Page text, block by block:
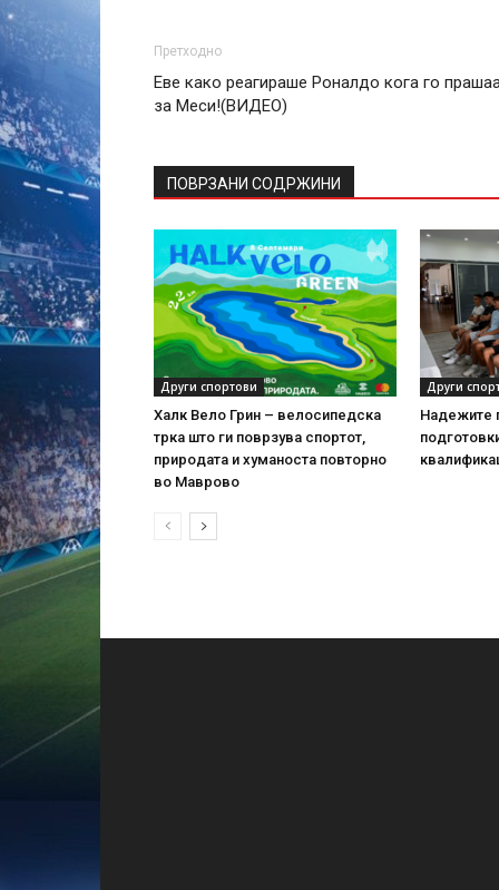
Претходно
Еве како реагираше Роналдо кога го
за Меси!(ВИДЕО)
ПОВРЗАНИ СОДРЖИНИ
Други спортови
Халк Вело Грин – велосипедска
трка што ги поврзува спортот,
природата и хуманоста повторно
во Маврово
Други
Надежите